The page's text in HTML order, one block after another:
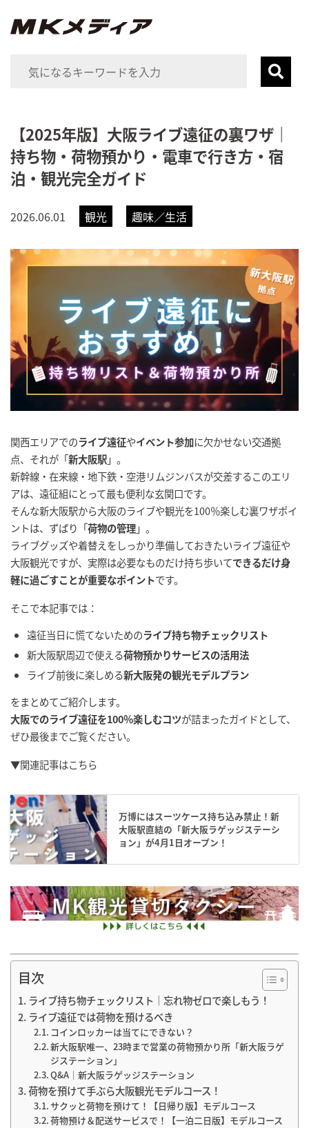
【2025年版】大阪ライブ遠征の裏ワザ｜
持ち物・荷物預かり・電車で行き方・宿
泊・観光完全ガイド
2026.06.01 観光 趣味／生活
関西エリアでのライブ遠征やイベント参加に欠かせない交通拠
点、それが「新大阪駅」。
新幹線・在来線・地下鉄・空港リムジンバスが交差するこのエリ
アは、遠征組にとって最も便利な玄関口です。
そんな新大阪駅から大阪のライブや観光を100％楽しむ裏ワザポイ
ントは、ずばり「荷物の管理」。
ライブグッズや着替えをしっかり準備しておきたいライブ遠征や
大阪観光ですが、実際は必要なものだけ持ち歩いてできるだけ身
軽に過ごすことが重要なポイントです。
そこで本記事では：
遠征当日に慌てないためのライブ持ち物チェックリスト
新大阪駅周辺で使える荷物預かりサービスの活用法
ライブ前後に楽しめる新大阪発の観光モデルプラン
をまとめてご紹介します。
大阪でのライブ遠征を100％楽しむコツが詰まったガイドとして、
ぜひ最後までご覧ください。
▼関連記事はこちら
万博にはスーツケース持ち込み禁止！新
大阪駅直結の「新大阪ラゲッジステーシ
ョン」が4月1日オープン！
目次
ライブ持ち物チェックリスト｜忘れ物ゼロで楽しもう！
ライブ遠征では荷物を預けるべき
コインロッカーは当てにできない？
新大阪駅唯一、23時まで営業の荷物預かり所「新大阪ラゲッ
ジステーション」
Q&A｜新大阪ラゲッジステーション
荷物を預けて手ぶら大阪観光モデルコース！
サクッと荷物を預けて！【日帰り版】モデルコース
荷物預け＆配送サービスで！【一泊二日版】モデルコース